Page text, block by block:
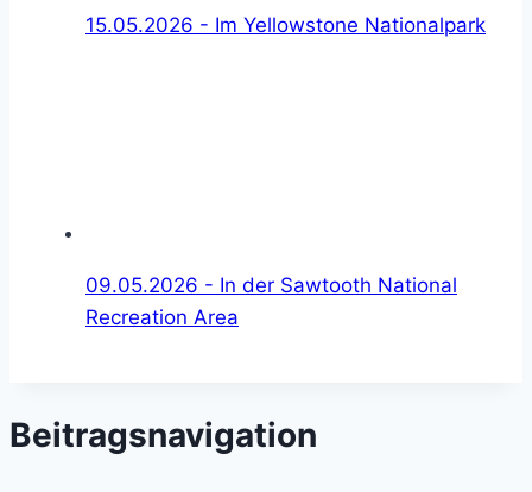
15.05.2026 - Im Yellowstone Nationalpark
09.05.2026 - In der Sawtooth National
Recreation Area
Beitragsnavigation